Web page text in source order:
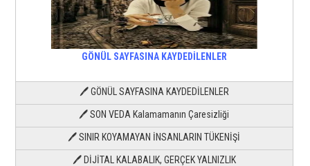
GÖNÜL SAYFASINA KAYDEDİLENLER
🖊 GÖNÜL SAYFASINA KAYDEDİLENLER
🖊 SON VEDA Kalamamanın Çaresizliği
🖊 SINIR KOYAMAYAN İNSANLARIN TÜKENİŞİ
🖊 DİJİTAL KALABALIK, GERÇEK YALNIZLIK